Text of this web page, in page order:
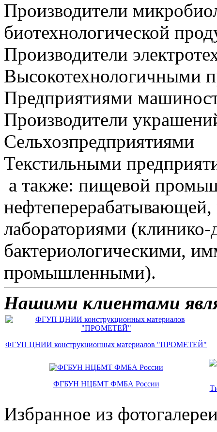
Производители
биотехнологической
Производители
Высокотехнологичными
Предприятиями
Производители
Сельхозпредприятиями
Текстильными
а также: пищевой
лабораториями
бактериологическими,
промышленными).
Нашими клиентами
ФГУП ЦНИИ конструкционных материалов "ПРОМЕТЕЙ"
ФГБУН НЦБМТ ФМБА России
Избранное из